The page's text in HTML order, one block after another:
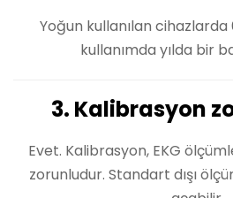
Yoğun kullanılan
kullanımda yılda bir
3. Kalibrasyon
Evet. Kalibrasyon, EKG
zorunludur. Standart dışı